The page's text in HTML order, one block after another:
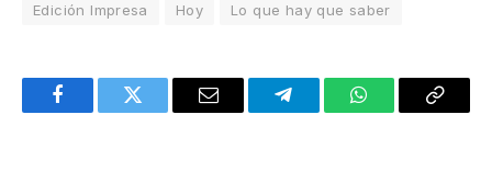
Edición Impresa Hoy Lo que hay que saber
FacebookTwitter Email TelegramWhatsAppCopy